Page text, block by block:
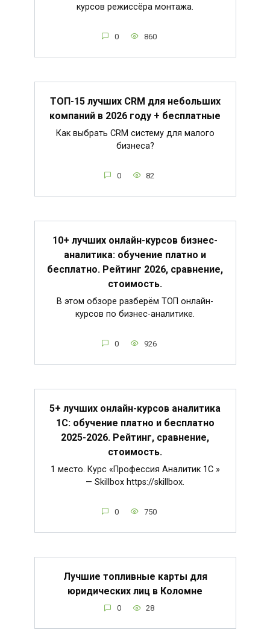
курсов режиссёра монтажа.
0 860
ТОП-15 лучших CRM для небольших
компаний в 2026 году + бесплатные
Как выбрать CRM систему для малого
бизнеса?
0 82
10+ лучших онлайн-курсов бизнес-
аналитика: обучение платно и
бесплатно. Рейтинг 2026, сравнение,
стоимость.
В этом обзоре разберём ТОП онлайн-
курсов по бизнес-аналитике.
0 926
5+ лучших онлайн-курсов аналитика
1С: обучение платно и бесплатно
2025-2026. Рейтинг, сравнение,
стоимость.
1 место. Курс «Профессия Аналитик 1C »
— Skillbox https://skillbox.
0 750
Лучшие топливные карты для
юридических лиц в Коломне
0 28